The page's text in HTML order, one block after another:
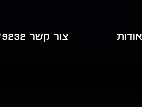
אודות צור קשר 9232*